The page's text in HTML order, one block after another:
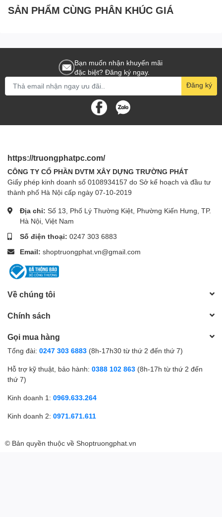
SẢN PHẨM CÙNG PHÂN KHÚC GIÁ
Bạn muốn nhận khuyến mãi
đặc biệt? Đăng ký ngay.
Đăng ký
https://truongphatpc.com/
CÔNG TY CỔ PHẦN DVTM XÂY DỰNG TRƯỜNG PHÁT
Giấy phép kinh doanh số 0108934157 do Sở kế hoạch và đầu tư
thành phố Hà Nội cấp ngày 07-10-2019
Địa chỉ: Số 13, Phố Lý Thường Kiệt, Phường Kiến Hưng, TP.
Hà Nội, Việt Nam
Số điện thoại: 0247 303 6883
Email: shoptruongphat.vn@gmail.com
Về chúng tôi
Chính sách
Gọi mua hàng
Tổng đài: 0247 303 6883 (8h-17h30 từ thứ 2 đến thứ 7)
Hỗ trợ kỹ thuật, bảo hành: 0388 102 863 (8h-17h từ thứ 2 đến
thứ 7)
Kinh doanh 1: 0969.633.264
Kinh doanh 2: 0971.671.611
© Bản quyền thuộc về Shoptruongphat.vn